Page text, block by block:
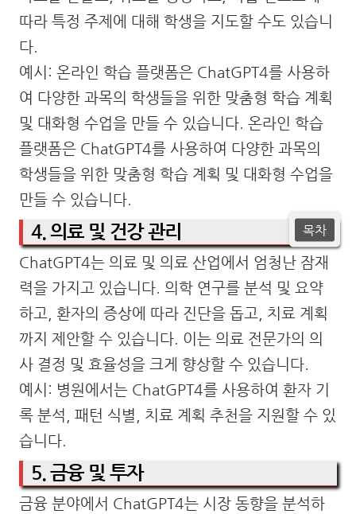
따라 특정 주제에 대해 학생을 지도할 수도 있습니
다.
예시: 온라인 학습 플랫폼은 ChatGPT4를 사용하
여 다양한 과목의 학생들을 위한 맞춤형 학습 계획
및 대화형 수업을 만들 수 있습니다. 온라인 학습
플랫폼은 ChatGPT4를 사용하여 다양한 과목의
학생들을 위한 맞춤형 학습 계획 및 대화형 수업을
만들 수 있습니다.
4. 의료 및 건강 관리
ChatGPT4는 의료 및 의료 산업에서 엄청난 잠재
력을 가지고 있습니다. 의학 연구를 분석 및 요약
하고, 환자의 증상에 따라 진단을 돕고, 치료 계획
까지 제안할 수 있습니다. 이는 의료 전문가의 의
사 결정 및 효율성을 크게 향상할 수 있습니다.
예시: 병원에서는 ChatGPT4를 사용하여 환자 기
록 분석, 패턴 식별, 치료 계획 추천을 지원할 수 있
습니다.
5. 금융 및 투자
금융 분야에서 ChatGPT4는 시장 동향을 분석하
목차